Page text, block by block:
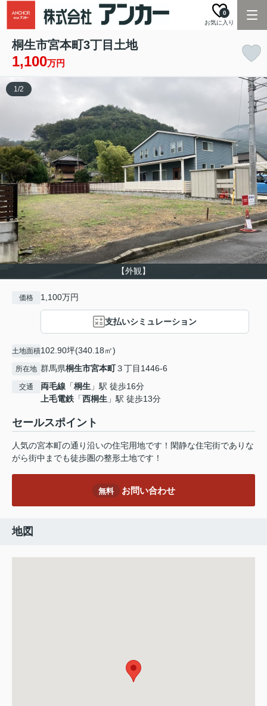
お気に入り
0
桐生市宮本町3丁目土地
1,100万円
【外観】
1/2
価格 1,100万円
支払いシミュレーション
土地面積102.90坪(340.18㎡)
所在地 群馬県桐生市宮本町３丁目1446-6
交通 両毛線 「桐生 」駅 徒歩16分
上毛電鉄 「西桐生 」駅 徒歩13分
セールスポイント
人気の宮本町の通り沿いの住宅用地です！閑静な住宅街でありな
がら街中までも徒歩圏の整形土地です！
無料 お問い合わせ
地図